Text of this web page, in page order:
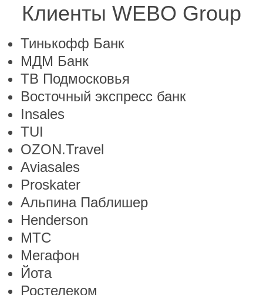
Клиенты WEBO Group
Тинькофф Банк
МДМ Банк
ТВ Подмосковья
Восточный экспресс банк
Insales
TUI
OZON.Travel
Aviasales
Proskater
Альпина Паблишер
Henderson
МТС
Мегафон
Йота
Ростелеком